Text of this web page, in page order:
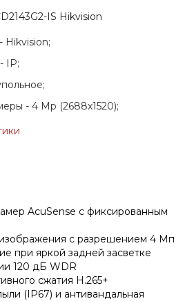
IS Hikvision
Hikvision;
IP;
- 4 Мр (2688х1520);
AcuSense с фиксированным
изображения с разрешением 4 Мп
при яркой задней засветке
120 дБ WDR
сжатия H.265+
(IP67) и антивандальная